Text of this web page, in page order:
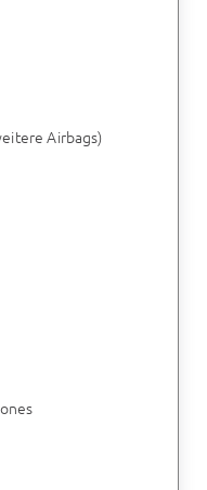
Airbags)